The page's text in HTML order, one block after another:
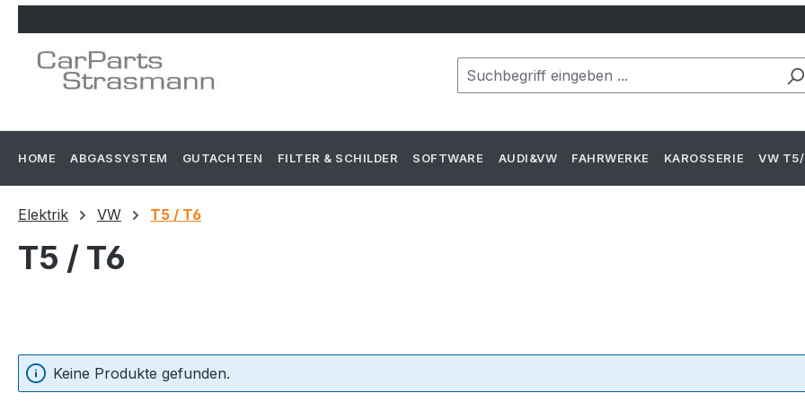
HOME ABGASSYSTEM GUTACHTEN FILTER & SCHILDER SOFTWARE AUDI&VW FAHRWERKE KAROSSERIE VW
Elektrik VW T5 / T6
T5 / T6
Keine Produkte gefunden.